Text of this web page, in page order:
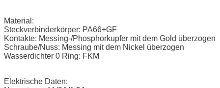
Material:
Steckverbinderkörper: PA66+GF
Kontakte: Messing-/Phosphorkupfer mit dem Gold überzogen
Schraube/Nuss: Messing mit dem Nickel überzogen
Wasserdichter 0 Ring: FKM
Elektrische Daten: